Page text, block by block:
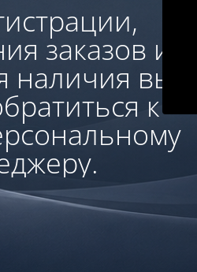
заказов и
наличия вы
к